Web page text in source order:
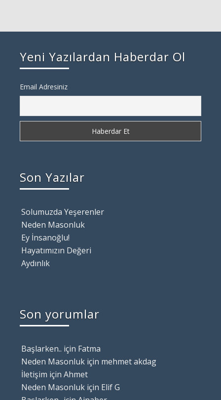
Yeni Yazılardan Haberdar Ol
Email Adresiniz
Son Yazılar
Solumuzda Yeşerenler
Neden Masonluk
Ey İnsanoğlu!
Hayatımızın Değeri
Aydınlık
Son yorumlar
Başlarken.. için Fatma
Neden Masonluk için mehmet akdag
İletişim için Ahmet
Neden Masonluk için Elif G